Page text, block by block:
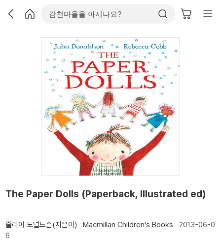
The Paper Dolls (Paperback, Illustrated ed)
줄리아 도널드슨(지은이) Macmillan Children's Books 2013-06-0
6